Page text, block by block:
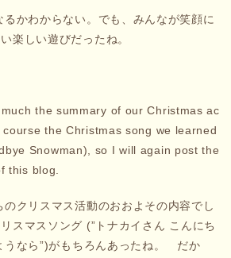
かわからない。でも、みんなが笑顔に
楽しい遊びだったね。
the summary of our Christmas ac
the Christmas song we learned
Snowman), so I will again post the
this blog.
クリスマス活動のおおよその内容でし
スマスソング (”トナカイさん こんにち
うなら”)がもちろんあったね。 だか